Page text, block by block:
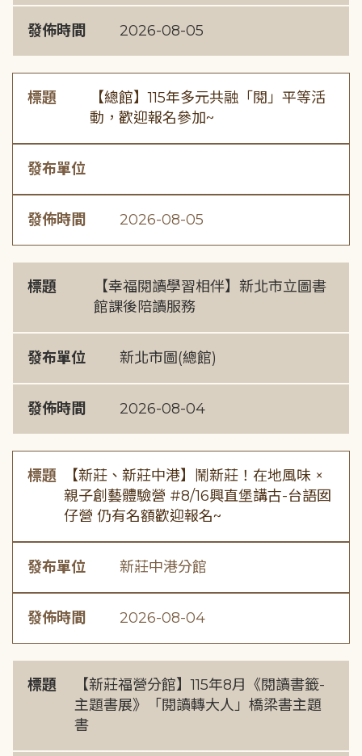
發佈時間 2026-08-05
標題
【總館】115年多元共融「閱」平等活
動，歡迎報名參加~
發布單位
發佈時間 2026-08-05
標題
【幸福閱讀學習相伴】新北市立圖書
館課後陪讀服務
發布單位 新北市圖(總館)
發佈時間 2026-08-04
標題
【新莊、新莊中港】鬧新莊！在地風味 ×
親子創藝體驗營 #8/16興直堡講古-台語囡
仔營 仍有名額歡迎報名~
發布單位 新莊中港分館
發佈時間 2026-08-04
標題
【新莊福營分館】115年8月《閱讀書籤-
主題書展》「閱讀轉大人」橋梁書主題
書